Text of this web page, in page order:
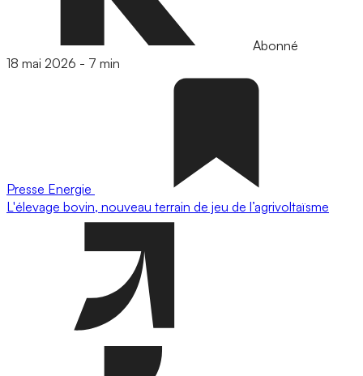
Abonné
18 mai 2026 - 7 min
Presse Energie
L'élevage bovin, nouveau terrain de jeu de l’agrivoltaïsme